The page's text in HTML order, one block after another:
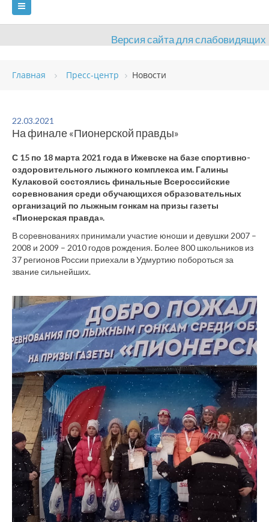
Версия сайта для слабовидящих
ГЛАВНАЯ
ВИДЫ СПОРТА
ОЦЕНКА КАЧЕСТВА ОБРАЗОВАНИЯ ВАКАНСИИ
ПЛАТНЫЕ УСЛУГИ КОНТАКТЫ
Главная Пресс-центр Новости
22.03.2021
На финале «Пионерской правды»
С 15 по 18 марта 2021 года в Ижевске на базе спортивно-
оздоровительного лыжного комплекса им. Галины
Кулаковой состоялись финальные Всероссийские
соревнования среди обучающихся образовательных
организаций по лыжным гонкам на призы газеты
«Пионерская правда».
В соревнованиях принимали участие юноши и девушки 2007 –
2008 и 2009 – 2010 годов рождения. Более 800 школьников из
37 регионов России приехали в Удмуртию побороться за
звание сильнейших.